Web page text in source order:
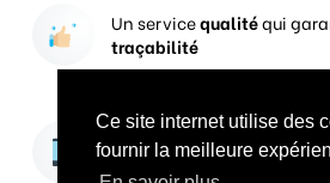
Ce site internet utilise des
fournir la meilleure
Un servicequalitéqui
traçabilité
Vos prises de commandes